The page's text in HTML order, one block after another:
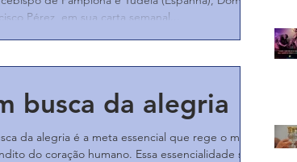
Pérez, em sua carta semanal...
busca da alegria
da alegria é a meta essencial que rege o mais
do coração humano. Essa essencialidade se